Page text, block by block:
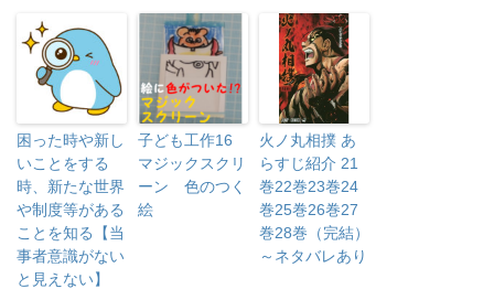
困った時や新し
いことをする
時、新たな世界
や制度等がある
ことを知る【当
事者意識がない
と見えない】
子ども工作16
マジックスクリ
ーン 色のつく
絵
火ノ丸相撲 あ
らすじ紹介 21
巻22巻23巻24
巻25巻26巻27
巻28巻（完結）
～ネタバレあり